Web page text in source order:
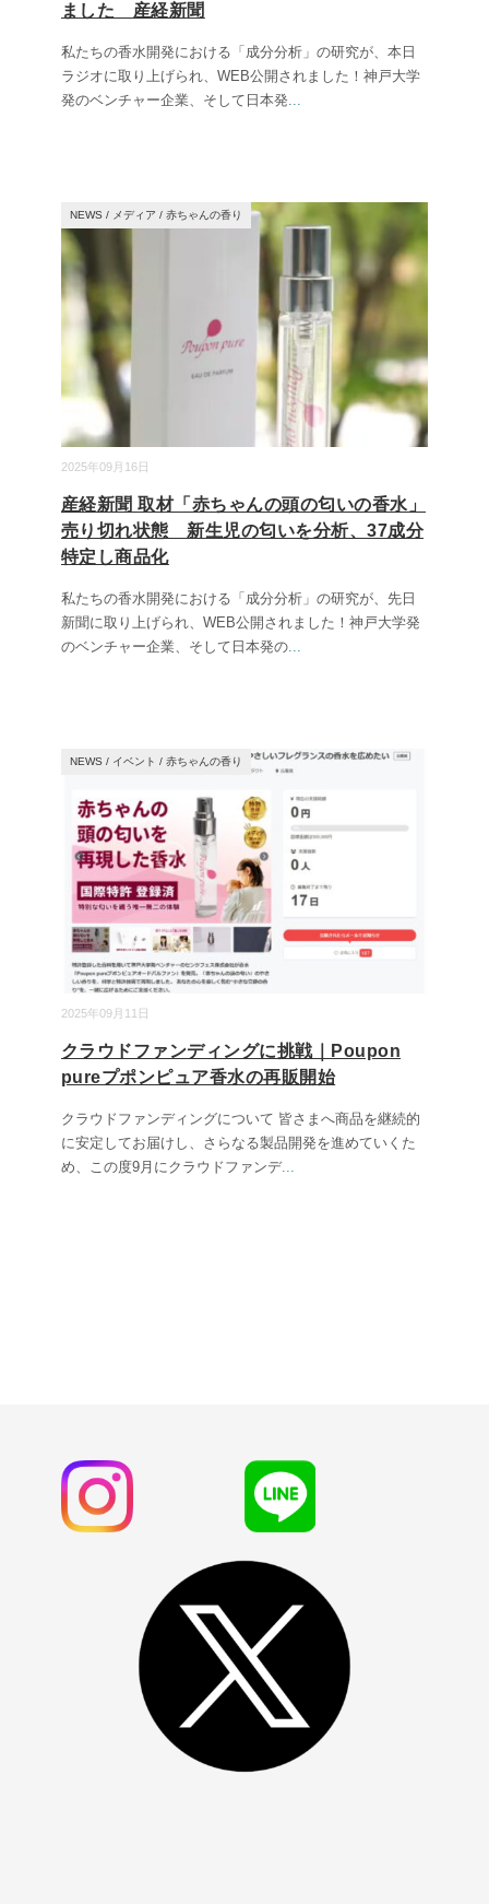
ました 産経新聞
私たちの香水開発における「成分分析」の研究が、本日
ラジオに取り上げられ、WEB公開されました！神戸大学
発のベンチャー企業、そして日本発...
2025年09月16日
NEWS / メディア / 赤ちゃんの香り
産経新聞 取材「赤ちゃんの頭の匂いの香水」
売り切れ状態 新生児の匂いを分析、37成分
特定し商品化
私たちの香水開発における「成分分析」の研究が、先日
新聞に取り上げられ、WEB公開されました！神戸大学発
のベンチャー企業、そして日本発の...
2025年09月11日
NEWS / イベント / 赤ちゃんの香り
クラウドファンディングに挑戦｜Poupon
pureプポンピュア香水の再販開始
クラウドファンディングについて 皆さまへ商品を継続的
に安定してお届けし、さらなる製品開発を進めていくた
め、この度9月にクラウドファンデ...